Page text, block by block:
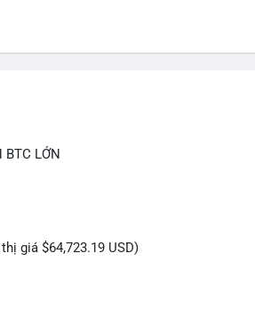
BTC LỚN
giá $64,723.19 USD)
USD vừa được kích hoạt di chuyển trong